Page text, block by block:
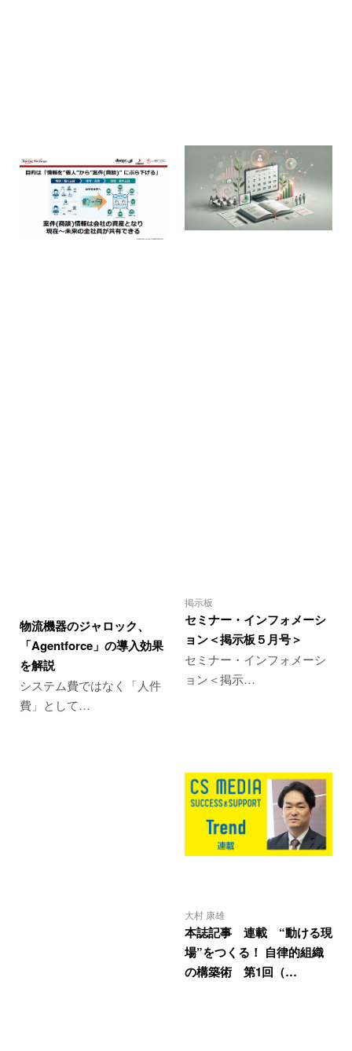
物流機器のジャロック、
「Agentforce」の導入効果
を解説
システム費ではなく「人件
費」として…
掲示板
セミナー・インフォメーシ
ョン＜掲示板５月号＞
セミナー・インフォメーシ
ョン＜掲示…
大村 康雄
本誌記事 連載 “動ける現
場”をつくる！ 自律的組織
の構築術 第1回（…